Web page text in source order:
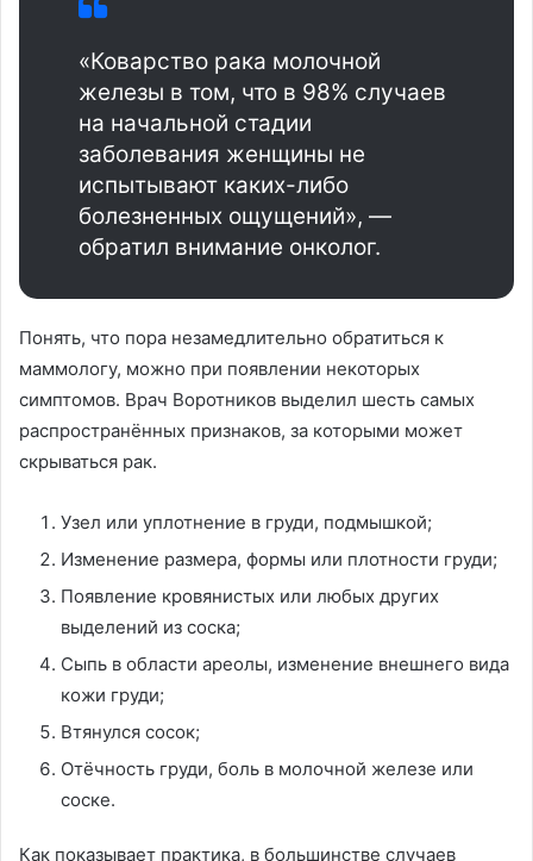
«Коварство рака молочной
железы в том, что в 98% случаев
на начальной стадии
заболевания женщины не
испытывают каких-либо
болезненных ощущений», —
обратил внимание онколог.
Понять, что пора незамедлительно обратиться к
маммологу, можно при появлении некоторых
симптомов. Врач Воротников выделил шесть самых
распространённых признаков, за которыми может
скрываться рак.
Узел или уплотнение в груди, подмышкой;
Изменение размера, формы или плотности груди;
Появление кровянистых или любых других
выделений из соска;
Сыпь в области ареолы, изменение внешнего вида
кожи груди;
Втянулся сосок;
Отёчность груди, боль в молочной железе или
соске.
Как показывает практика, в большинстве случаев